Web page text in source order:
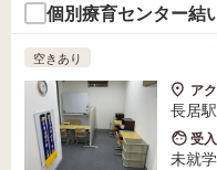
個別療育センター結
空きあり
ア
長居
受
未就学